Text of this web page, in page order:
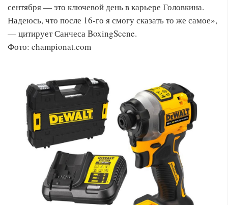
сентября — это ключевой день в карьере Головкина.
Надеюсь, что после 16-го я смогу сказать то же самое»,
— цитирует Санчеса BoxingScene.
Фото: championat.com